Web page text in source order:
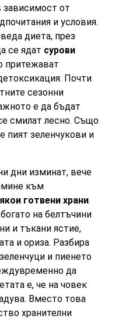
от
и условия.
диета, през
се ядат сурови
притежават
Почти
сезонни
е да бъдат
смилат лесно. Също
пият зеленчукови и
дни изминат, вече
към
готвени храни.
на белтъчини
и тъкани ястие,
и ориза. Разбира
и пиенето
да
е, че на човек
Вместо това
хранителни